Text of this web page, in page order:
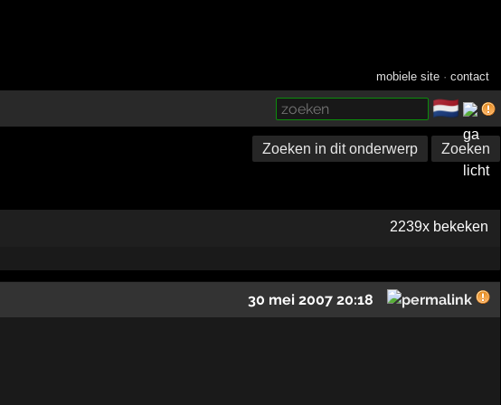
mobiele site ·contact
🇳🇱
Zoeken in dit onderwerp Zoeken
2239x bekeken
30 mei 2007 20:18